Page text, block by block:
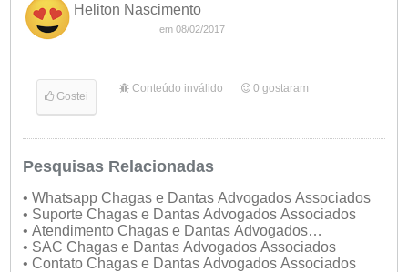
Heliton Nascimento
em 08/02/2017
Gostei
Conteúdo inválido 0 gostaram
Pesquisas Relacionadas
• Whatsapp Chagas e Dantas Advogados Associados
• Suporte Chagas e Dantas Advogados Associados
• Atendimento Chagas e Dantas Advogados
Associados
• SAC Chagas e Dantas Advogados Associados
• Contato Chagas e Dantas Advogados Associados